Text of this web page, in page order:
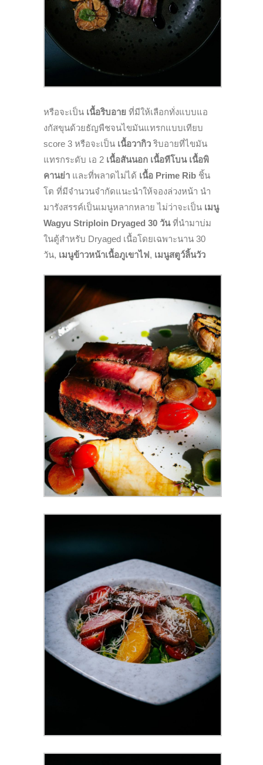
หรือจะเป็น เนื้อริบอาย ที่มีให้เลือกทั่งแบบแอ
งกัสขุนด้วยธัญพืชจนไขมันแทรกแบบเทียบ
score 3 หรือจะเป็น เนื้อวากิว ริบอายที่ไขมัน
แทรกระดับ เอ 2 เนื้อสันนอก เนื้อทีโบน เนื้อพิ
คานย่า และที่พลาดไม่ได้ เนื้อ Prime Rib ชิ้น
โต ที่มีจำนวนจำกัดแนะนำให้จองล่วงหน้า นำ
มารังสรรค์เป็นเมนูหลากหลาย ไม่ว่าจะเป็น เมนู
Wagyu Striploin Dryaged 30 วันที่นำมาบ่ม
ในตู้สำหรับ Dryaged เนื้อโดยเฉพาะนาน 30
วัน, เมนูข้าวหน้าเนื้อภูเขาไฟ, เมนูสตูว์ลิ้นวัว